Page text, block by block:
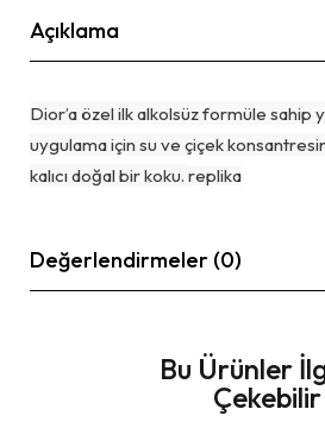
Açıklama
Dior’a özel ilk alkolsüz formüle sahip
uygulama için su ve çiçek
kalıcı doğal bir koku. replika
Değerlendirmeler (0)
Bu Ürünler
Çekebilir